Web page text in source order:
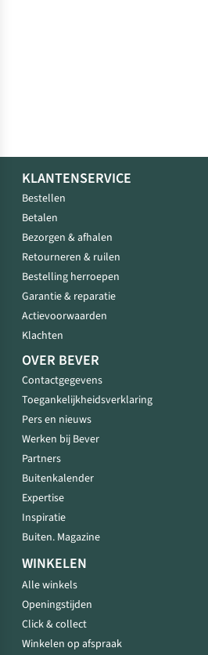
KLANTENSERVICE
Bestellen
Betalen
Bezorgen & afhalen
Retourneren & ruilen
Bestelling herroepen
Garantie & reparatie
Actievoorwaarden
Klachten
OVER BEVER
Contactgegevens
Toegankelijkheidsverklaring
Pers en nieuws
Werken bij Bever
Partners
Buitenkalender
Expertise
Inspiratie
Buiten. Magazine
WINKELEN
Alle winkels
Openingstijden
Click & collect
Winkelen op afspraak